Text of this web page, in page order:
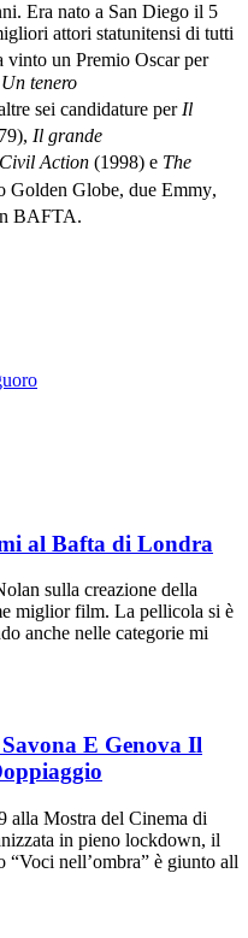
Era nato a San Diego il 5
attori statunitensi di tutti
vinto un Premio Oscar per
tenero
sei candidature per Il
Il grande
Action (1998) e The
Golden Globe, due Emmy,
BAFTA.
al Bafta di Londra
sulla creazione della
miglior film. La pellicola si è
anche nelle categorie mi
E Genova Il
alla Mostra del Cinema di
in pieno lockdown, il
nell’ombra” è giunto all